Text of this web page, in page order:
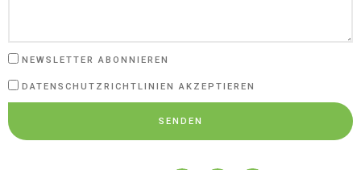
NEWSLETTER ABONNIEREN
DATENSCHUTZRICHTLINIEN AKZEPTIEREN
SENDEN